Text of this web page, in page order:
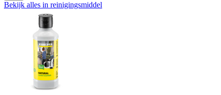
Bekijk alles in reinigingsmiddel